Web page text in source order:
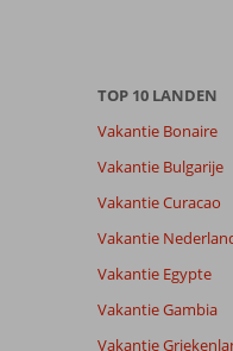
onze
Totale score
43
beoordelingen
7,7
TOP 10 LANDEN
Vakantie Bonaire
Vakantie Bulgarije
Vakantie Curacao
Vakantie
Vakantie Egypte
Vakantie Gambia
Vakantie